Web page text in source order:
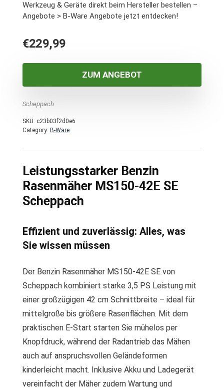
Werkzeug & Geräte direkt beim Hersteller bestellen –
Angebote > B-Ware Angebote jetzt entdecken!
€229,99
ZUM ANGEBOT
Scheppach
SKU: c23b03f2d0e6
Category: B-Ware
Leistungsstarker Benzin
Rasenmäher MS150-42E SE
Scheppach
Effizient und zuverlässig: Alles, was
Sie wissen müssen
Der Benzin Rasenmäher MS150-42E SE von
Scheppach kombiniert starke 3,5 PS Leistung mit
einer großzügigen 42 cm Schnittbreite – ideal für
mittelgroße bis größere Rasenflächen. Mit dem
praktischen E-Start starten Sie mühelos per
Knopfdruck, während der Radantrieb das Mähen
auch auf anspruchsvollen Geländeformen
kinderleicht macht. Inklusive Akku und Ladegerät
vereinfacht der Mäher zudem Wartung und